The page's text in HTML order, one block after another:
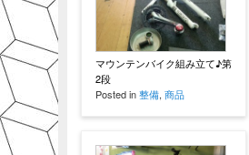
マウンテンバイク組み立て♪第
2段
Posted in整備, 商品